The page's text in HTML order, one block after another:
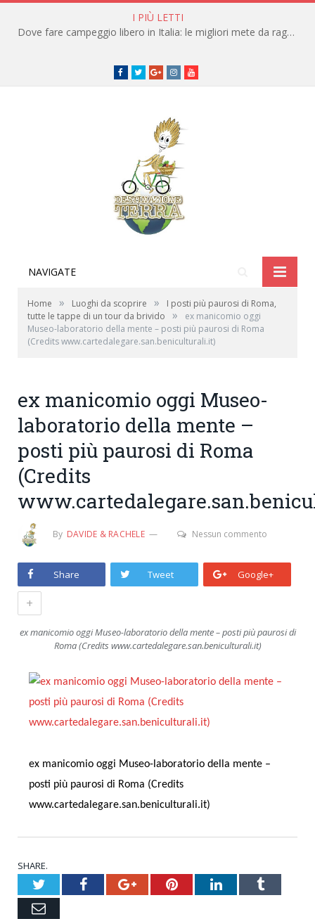
I PIÙ LETTI
Dove fare campeggio libero in Italia: le migliori mete da raggiungere in traghetto
Facebook
TwitterGoogle+instagramyoutube
NAVIGATE
Home » Luoghi da scoprire »
I posti più paurosi di Roma,
tutte le tappe di un tour da brivido
»
ex manicomio oggi
Museo-laboratorio della mente – posti più paurosi di Roma
(Credits www.cartedalegare.san.beniculturali.it)
ex manicomio oggi Museo-
laboratorio della mente –
posti più paurosi di Roma
(Credits
By DAVIDE & RACHELE Nessun commento
Share Tweet Google+
+
ex manicomio oggi Museo-laboratorio della mente – posti più paurosi di
Roma (Credits www.cartedalegare.san.beniculturali.it)
ex manicomio oggi Museo-laboratorio della mente –
posti più paurosi di Roma (Credits
www.cartedalegare.san.beniculturali.it)
SHARE.
TwitterFacebookGoogle+PinterestLinkedInTumblr
Email